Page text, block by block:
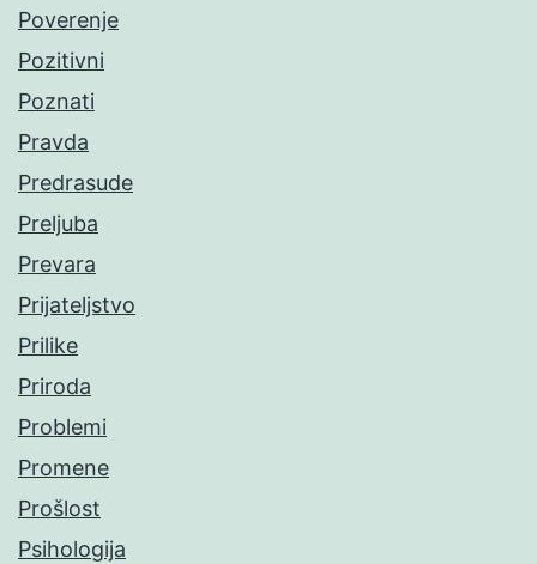
Poverenje
Pozitivni
Poznati
Pravda
Predrasude
Preljuba
Prevara
Prijateljstvo
Prilike
Priroda
Problemi
Promene
Prošlost
Psihologija